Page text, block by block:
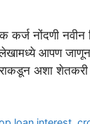
कर्ज नोंदणी
लेखामध्ये आपण
अशा शेतकरी